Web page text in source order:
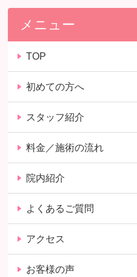
メニュー
TOP
初めての方へ
スタッフ紹介
料金／施術の流れ
院内紹介
よくあるご質問
アクセス
お客様の声